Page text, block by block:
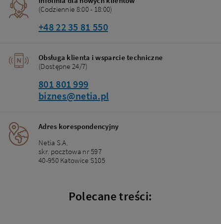
(Codziennie 8:00 - 18:00)
+48 22 35 81 550
Obsługa klienta i wsparcie techniczne
(Dostępne 24/7)
801 801 999
biznes@netia.pl
Adres korespondencyjny
Netia S.A.
skr. pocztowa nr 597
40-950 Katowice S105
Polecane treści: